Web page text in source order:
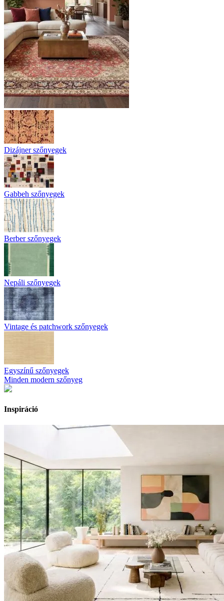
Dizájner szőnyegek
Gabbeh szőnyegek
Berber szőnyegek
Nepáli szőnyegek
Vintage és patchwork szőnyegek
Egyszínű szőnyegek
Minden modern szőnyeg
Inspiráció